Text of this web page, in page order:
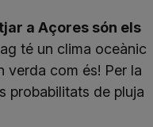
a Açores són els
té un clima oceànic
verda com és! Per la
probabilitats de pluja